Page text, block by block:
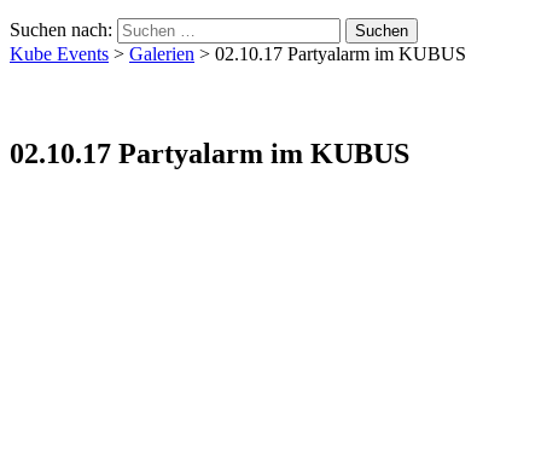
Suchen nach:
Kube Events > Galerien > 02.10.17 Partyalarm im KUBUS
02.10.17 Partyalarm im KUBUS